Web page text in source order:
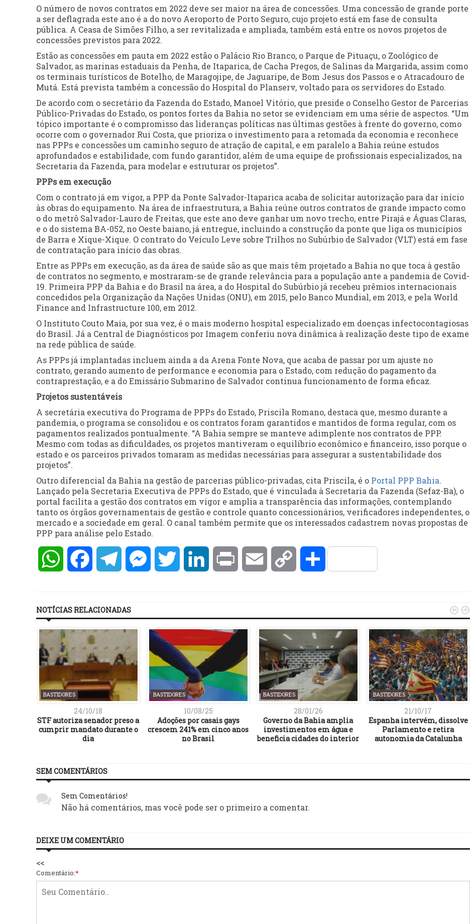
O número de novos contratos em 2022 deve ser maior na área de concessões. Uma concessão de grande porte
a ser deflagrada este ano é a do novo Aeroporto de Porto Seguro, cujo projeto está em fase de consulta
pública. A Ceasa de Simões Filho, a ser revitalizada e ampliada, também está entre os novos projetos de
concessões previstos para 2022.
Estão as concessões em pauta em 2022 estão o Palácio Rio Branco, o Parque de Pituaçu, o Zoológico de
Salvador, as marinas estaduais da Penha, de Itaparica, de Cacha Pregos, de Salinas da Margarida, assim como
os terminais turísticos de Botelho, de Maragojipe, de Jaguaripe, de Bom Jesus dos Passos e o Atracadouro de
Mutá. Está prevista também a concessão do Hospital do Planserv, voltado para os servidores do Estado.
De acordo com o secretário da Fazenda do Estado, Manoel Vitório, que preside o Conselho Gestor de Parcerias
Público-Privadas do Estado, os pontos fortes da Bahia no setor se evidenciam em uma série de aspectos. “Um
tópico importante é o compromisso das lideranças políticas nas últimas gestões à frente do governo, como
ocorre com o governador Rui Costa, que prioriza o investimento para a retomada da economia e reconhece
nas PPPs e concessões um caminho seguro de atração de capital, e em paralelo a Bahia reúne estudos
aprofundados e estabilidade, com fundo garantidor, além de uma equipe de profissionais especializados, na
Secretaria da Fazenda, para modelar e estruturar os projetos”.
PPPs em execução
Com o contrato já em vigor, a PPP da Ponte Salvador-Itaparica acaba de solicitar autorização para dar início
às obras do equipamento. Na área de infraestrutura, a Bahia reúne outros contratos de grande impacto como
o do metrô Salvador-Lauro de Freitas, que este ano deve ganhar um novo trecho, entre Pirajá e Águas Claras,
e o do sistema BA-052, no Oeste baiano, já entregue, incluindo a construção da ponte que liga os municípios
de Barra e Xique-Xique. O contrato do Veículo Leve sobre Trilhos no Subúrbio de Salvador (VLT) está em fase
de contratação para início das obras.
Entre as PPPs em execução, as da área de saúde são as que mais têm projetado a Bahia no que toca à gestão
de contratos no segmento, e mostraram-se de grande relevância para a população ante a pandemia de Covid-
19. Primeira PPP da Bahia e do Brasil na área, a do Hospital do Subúrbio já recebeu prêmios internacionais
concedidos pela Organização da Nações Unidas (ONU), em 2015, pelo Banco Mundial, em 2013, e pela World
Finance and Infrastructure 100, em 2012.
O Instituto Couto Maia, por sua vez, é o mais moderno hospital especializado em doenças infectocontagiosas
do Brasil. Já a Central de Diagnósticos por Imagem conferiu nova dinâmica à realização deste tipo de exame
na rede pública de saúde.
As PPPs já implantadas incluem ainda a da Arena Fonte Nova, que acaba de passar por um ajuste no
contrato, gerando aumento de performance e economia para o Estado, com redução do pagamento da
contraprestação, e a do Emissário Submarino de Salvador continua funcionamento de forma eficaz.
Projetos sustentáveis
A secretária executiva do Programa de PPPs do Estado, Priscila Romano, destaca que, mesmo durante a
pandemia, o programa se consolidou e os contratos foram garantidos e mantidos de forma regular, com os
pagamentos realizados pontualmente. “A Bahia sempre se manteve adimplente nos contratos de PPP.
Mesmo com todas as dificuldades, os projetos mantiveram o equilíbrio econômico e financeiro, isso porque o
estado e os parceiros privados tomaram as medidas necessárias para assegurar a sustentabilidade dos
projetos”.
Outro diferencial da Bahia na gestão de parcerias público-privadas, cita Priscila, é o Portal PPP Bahia.
Lançado pela Secretaria Executiva de PPPs do Estado, que é vinculada à Secretaria da Fazenda (Sefaz-Ba), o
portal facilita a gestão dos contratos em vigor e amplia a transparência das informações, contemplando
tanto os órgãos governamentais de gestão e controle quanto concessionários, verificadores independentes, o
mercado e a sociedade em geral. O canal também permite que os interessados cadastrem novas propostas de
PPP para análise pelo Estado.
WhatsAppFacebookTelegramMessengerTwitter LinkedInPrint Email Copy Compartilhar
NOTÍCIAS RELACIONADAS
BASTIDORES
24/10/18
STF autoriza senador preso a
cumprir mandato durante o
dia
BASTIDORES
10/08/25
Adoções por casais gays
crescem 241% em cinco anos
no Brasil
BASTIDORES
28/01/26
Governo da Bahia amplia
investimentos em água e
beneficia cidades do interior
BASTIDORES
21/10/17
Espanha intervém, dissolve
Parlamento e retira
autonomia da Catalunha
 
SEM COMENTÁRIOS
Sem Comentários!
Não há comentários, mas você pode ser o primeiro a comentar.
DEIXE UM COMENTÁRIO
<<
Comentário:*